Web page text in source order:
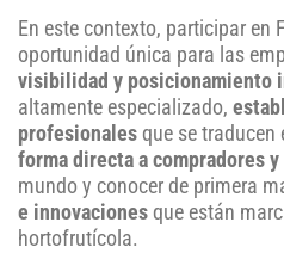
En este contexto, participar en
oportunidad única para las
visibilidad y posicionamiento
altamente especializado,
profesionales que se traducen
forma directa a compradores
mundo y conocer de primera
e innovaciones que están
hortofrutícola.